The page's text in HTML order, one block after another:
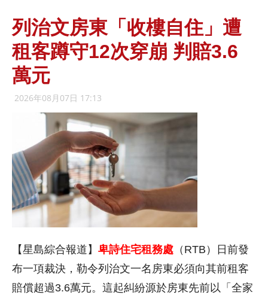
列治文房東「收樓自住」遭
租客蹲守12次穿崩 判賠3.6
萬元
2026年08月07日 17:13
【星島綜合報道】 卑詩住宅租務處 （RTB）日前發
布一項裁決，勒令列治文一名房東必須向其前租客
賠償超過3.6萬元。這起糾紛源於房東先前以「全家